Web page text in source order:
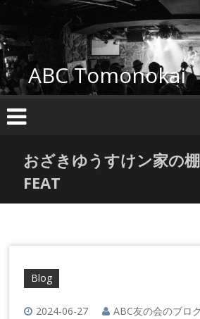
コ
テ
ン
ツ
へ
キ
ABC Tomonokai
おざきゆうすけン家の
FEAT
Blog
2024-06-27 ABC友の会のブロ